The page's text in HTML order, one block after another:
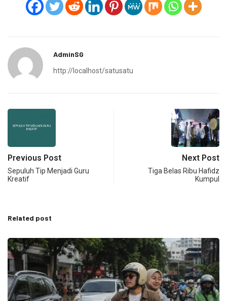
AdminSG
http://localhost/satusatu
Previous Post
Sepuluh Tip Menjadi Guru
Kreatif
Next Post
Tiga Belas Ribu Hafidz
Kumpul
Related post